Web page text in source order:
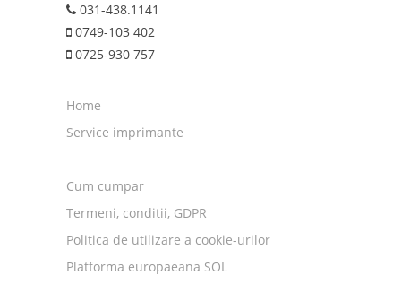
031-438.1141
0749-103 402
0725-930 757
Home
Service imprimante
Cum cumpar
Termeni, conditii, GDPR
Politica de utilizare a cookie-urilor
Platforma europaeana SOL